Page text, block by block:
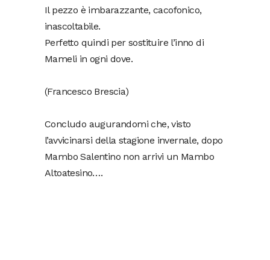
Il pezzo è imbarazzante, cacofonico,
inascoltabile.
Perfetto quindi per sostituire l’inno di
Mameli in ogni dove.
(Francesco Brescia)
Concludo augurandomi che, visto
l’avvicinarsi della stagione invernale, dopo
Mambo Salentino non arrivi un Mambo
Altoatesino….